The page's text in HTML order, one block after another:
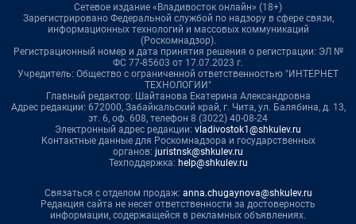
Сетевое издание «Владивосток онлайн» (18+)
Зарегистрировано Федеральной службой по надзору в сфере связи,
информационных технологий и массовых коммуникаций
(Роскомнадзор).
Регистрационный номер и дата принятия решения о регистрации: ЭЛ №
ФС 77-85603 от 17.07.2023 г.
Учредитель: Общество с ограниченной ответственностью "ИНТЕРНЕТ
ТЕХНОЛОГИИ"
Главный редактор: Шайтанова Екатерина Александровна
Адрес редакции: 672000, Забайкальский край, г. Чита, ул. Балябина, д. 13,
эт. 6, оф. 608, телефон 8 (3022) 40-08-24
Электронный адрес редакции: vladivostok1@shkulev.ru
Контактные данные для Роскомнадзора и государственных
органов: juristnsk@shkulev.ru
Техподдержка: help@shkulev.ru
Связаться с отделом продаж: anna.chugaynova@shkulev.ru
Редакция сайта не несет ответственности за достоверность
информации, содержащейся в рекламных объявлениях.